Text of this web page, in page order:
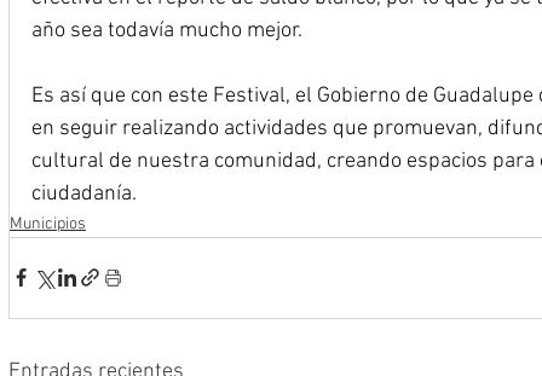
año sea todavía mucho mejor.
Es así que con este Festival, el Gobierno de
en seguir realizando actividades que promuevan,
cultural de nuestra comunidad, creando espacios
ciudadanía.
Municipios